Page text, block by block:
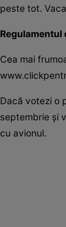
peste tot.
Cea mai
Dacă votezi o
septembrie şi
cu avionul.